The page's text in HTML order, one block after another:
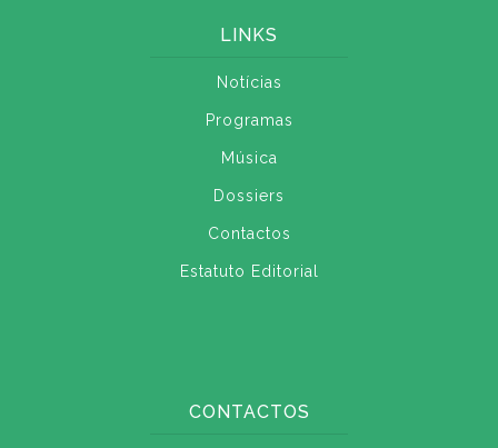
LINKS
Notícias
Programas
Música
Dossiers
Contactos
Estatuto Editorial
CONTACTOS